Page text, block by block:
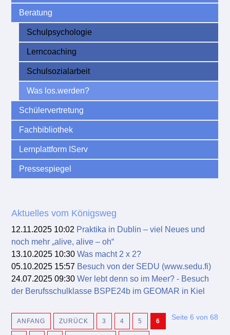
Beratung
Schulpsychologie
Lerncoaching
Schulsozialarbeit
Was los.werden?
Schülervertretung
Fachbibliothek
Lernplattform IServ
Pressespiegel
Aktuelles vom Königsweg
12.11.2025 10:02 Praktika in Dublin – viel Neues und
noch mehr „alive, alive – oh“
13.10.2025 10:30 Was macht 2 x 2?
05.10.2025 15:57 Besuch von der SEDU (www.sedu.fi)
24.07.2025 09:30 Wer lebt denn so im Meer? - Besuch
der Berufsschulklasse BSPE24b im GEOMAR in Kiel
Seite 6 von 68
ANFANG ZURÜCK 3 4 5 6